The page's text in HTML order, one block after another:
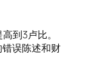
到3卢比。
误陈述和财